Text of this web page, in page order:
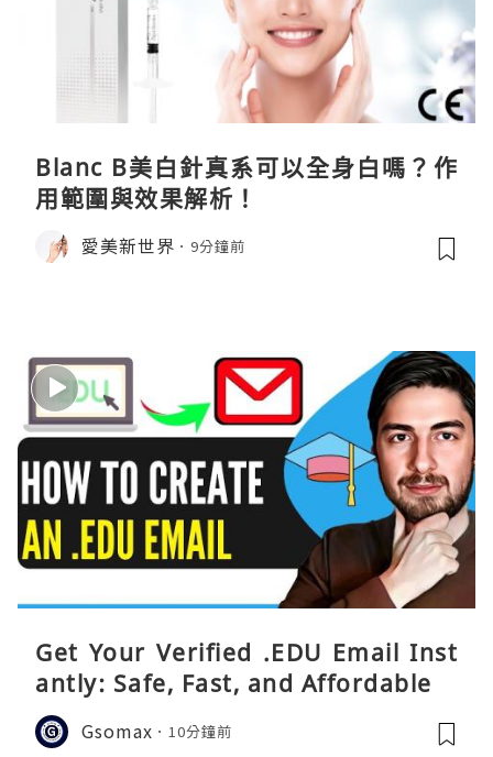
Blanc B美白針真系可以全身白嗎？作
用範圍與效果解析！
愛美新世界 9分鐘前
Get Your Verified .EDU Email Inst
antly: Safe, Fast, and Affordable
Gsomax 10分鐘前